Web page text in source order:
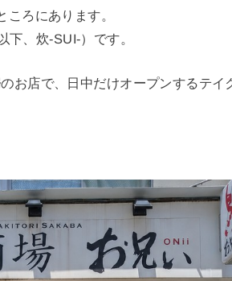
ろにあります。
下、炊-SUI-）です。
お店で、日中だけオープンするテイ